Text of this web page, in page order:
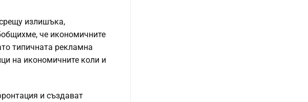
излишъка,
че икономичните
типичната рекламна
на икономичните коли и
и създават